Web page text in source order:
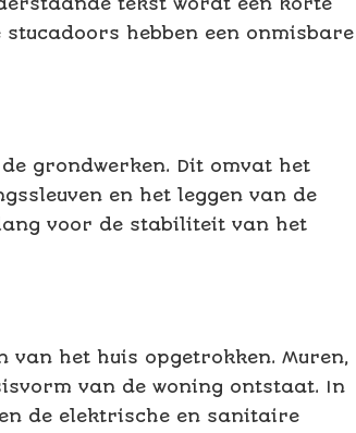
tekst wordt een korte
stucadoors hebben een onmisbare
grondwerken. Dit omvat het
en het leggen van de
voor de stabiliteit van het
van het huis opgetrokken. Muren,
van de woning ontstaat. In
de elektrische en sanitaire